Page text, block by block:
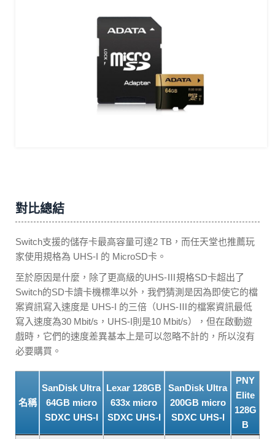
對比總結
Switch支援的儲存卡最高容量可達2 TB，而任天堂也推薦玩
家使用規格為 UHS-I 的 MicroSD卡。
至於原因是什麼，除了更高級的UHS-Ⅲ規格SD卡超出了
Switch的SD卡讀卡機標準以外，我們猜測是因為即使它的檔
案資訊寫入速度是 UHS-I 的三倍（UHS-Ⅲ的檔案資訊最低
寫入速度為30 Mbit/s，UHS-I則是10 Mbit/s），但在啟動遊
戲時，它們的速度差異基本上是可以忽略不計的，所以沒有
必要購買。
名稱
SanDisk Ultra
64GB micro
SDXC UHS-I
Lexar 128GB
633x micro
SDXC UHS-I
SanDisk Ultra
200GB micro
SDXC UHS-I
PNY
Elite
128G
B